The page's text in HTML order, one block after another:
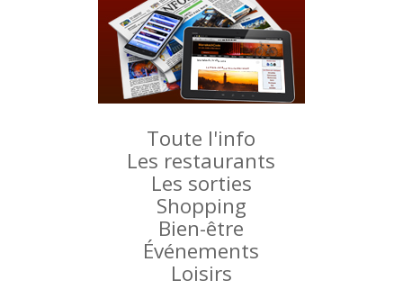
Toute l'info
Les restaurants
Les sorties
Shopping
Bien-être
Événements
Loisirs